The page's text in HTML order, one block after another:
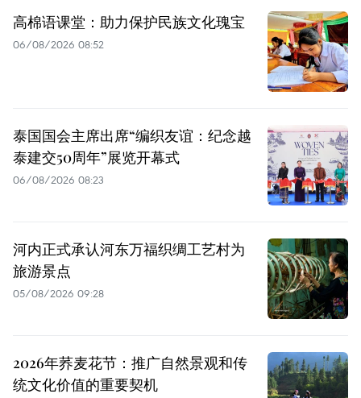
高棉语课堂：助力保护民族文化瑰宝
06/08/2026 08:52
泰国国会主席出席“编织友谊：纪念越
泰建交50周年”展览开幕式
06/08/2026 08:23
河内正式承认河东万福织绸工艺村为
旅游景点
05/08/2026 09:28
2026年荞麦花节：推广自然景观和传
统文化价值的重要契机